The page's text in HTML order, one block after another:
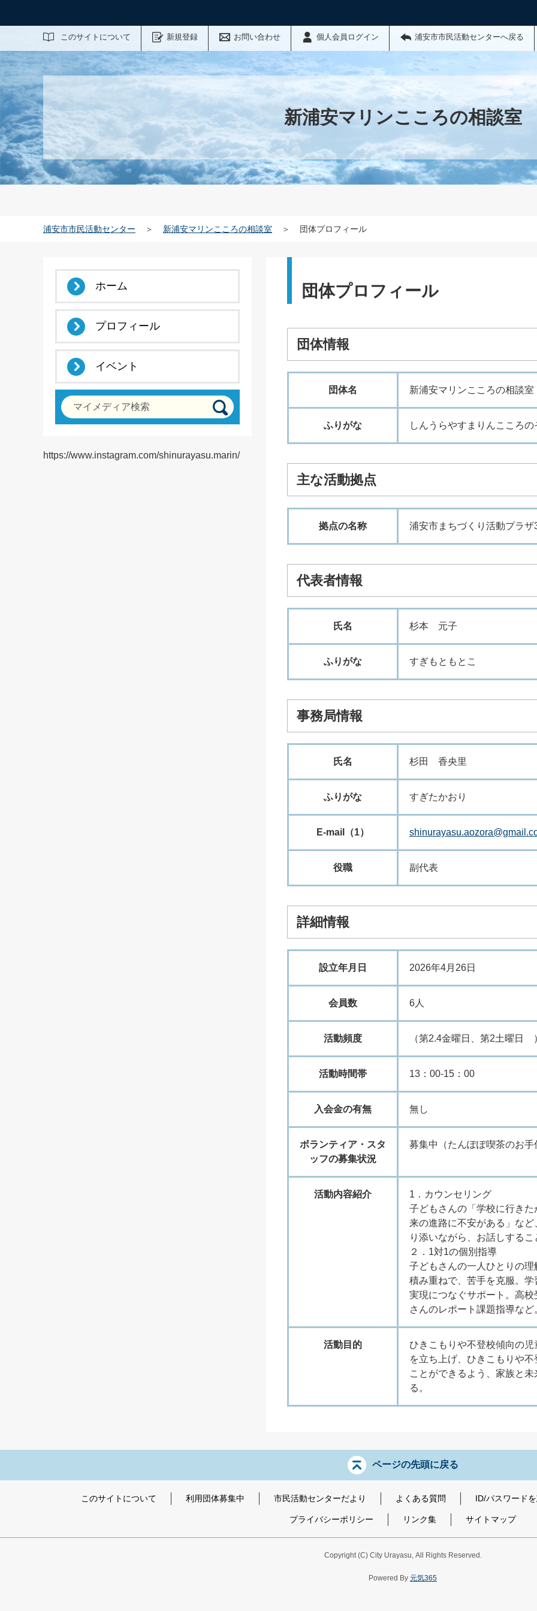
このサイトについて 新規登録 お問い合わせ 個人会員ログイン 浦安市市民活動センターへ戻る
サイト内検索
新浦安マリンこころの相談室
浦安市市民活動センター ＞ 新浦安マリンこころの相談室 ＞ 団体プロフィール
団体プロフィール
団体情報
団体名 新浦安マリンこころの相談室
ふりがな しんうらやすまりんこころ
主な活動拠点
拠点の名称 浦安市まちづくり活動プラザ
代表者情報
氏名 杉本 元子
ふりがな すぎもともとこ
事務局情報
氏名 杉田 香央里
ふりがな すぎたかおり
E-mail（1）
役職 副代表
詳細情報
設立年月日 2026年4月26日
会員数 6人
活動頻度 （第2.4金曜日、第2土曜日
活動時間帯 13：00-15：00
入会金の有無 無し
ボランティア・スタ
ッフの募集状況
募集中（たんぽぽ喫茶のお手
活動内容紹介
1．カウンセリング
子どもさんの「学校に行き
来の進路に不安がある」な
り添いながら、お話しする
２．1対1の個別指導
子どもさんの一人ひとりの
積み重ねで、苦手を克服。
実現につなぐサポート。高
さんのレポート課題指導など
活動目的
ひきこもりや不登校傾向の
を立ち上げ、ひきこもりや
ことができるよう、家族と
る。
ホーム
プロフィール
イベント
マイメディア検索
https://www.instagram.com/shinurayasu.marin/
ページの先頭に戻る
このサイトについて 利用団体募集中 市民活動センターだより よくある質問 ID/パスワード
プライバシーポリシー リンク集 サイトマップ
Copyright(C) City Urayasu, All Rights Reserved.
Powered By 元気365